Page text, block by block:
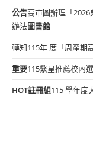
公告高市圖辦理「
辦法圖書館
轉知115年 度「周產期
重要115繁星推薦校內
HOT註冊組115 學年度